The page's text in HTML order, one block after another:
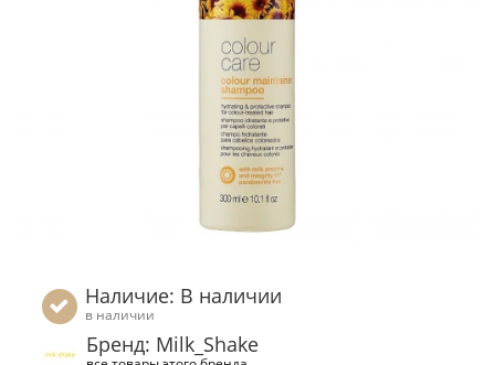
Наличие: В наличии
в наличии
Бренд: Milk_Shake